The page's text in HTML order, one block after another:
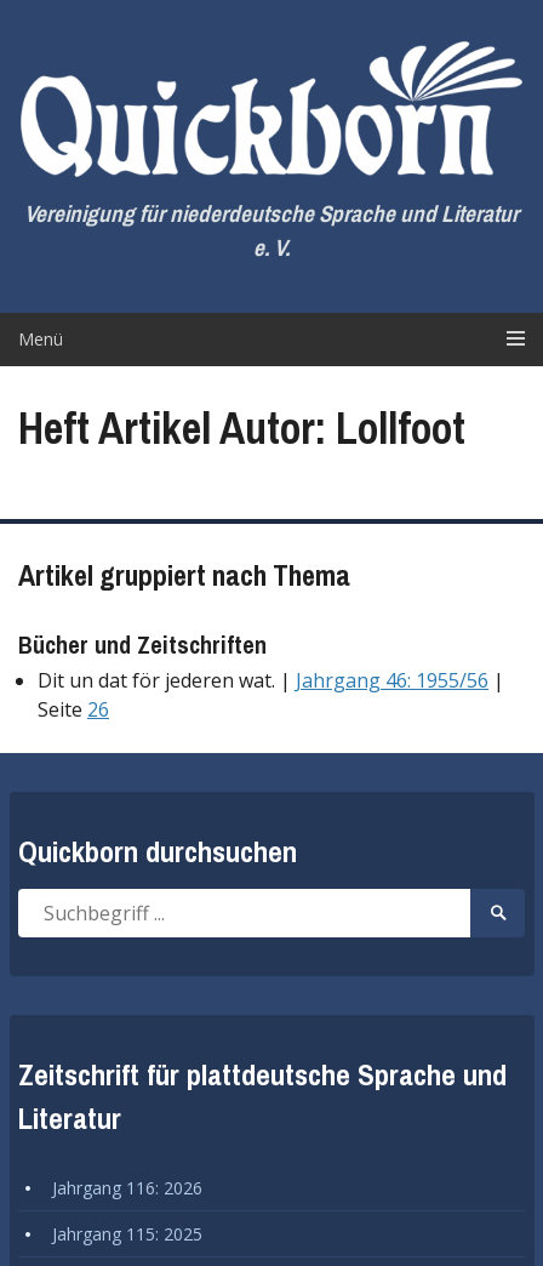
springen
Vereinigung für niederdeutsche Sprache und Literatur
e. V.
Menü
Heft Artikel Autor: Lollfoot
Artikel gruppiert nach Thema
Bücher und Zeitschriften
Dit un dat för jederen wat. | Jahrgang 46: 1955/56 |
Seite 26
Quickborn durchsuchen
Suche
nach:
Suche
Zeitschrift für plattdeutsche Sprache und
Literatur
Jahrgang 116: 2026
Jahrgang 115: 2025